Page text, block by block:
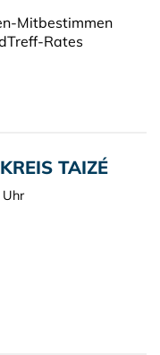
Mitbestimmen
Rates
TAIZÉ